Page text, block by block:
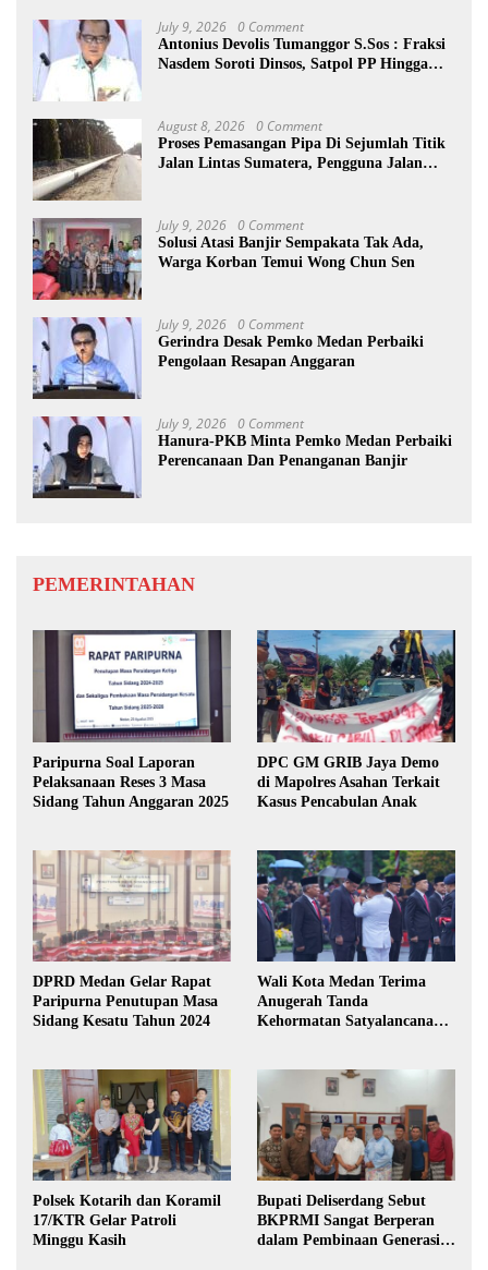
July 9, 2026 0 Comment
Antonius Devolis Tumanggor S.Sos : Fraksi
Nasdem Soroti Dinsos, Satpol PP Hingga
August 8, 2026 0 Comment
Proses Pemasangan Pipa Di Sejumlah Titik
Jalan Lintas Sumatera, Pengguna Jalan
July 9, 2026 0 Comment
Solusi Atasi Banjir Sempakata Tak Ada,
Warga Korban Temui Wong Chun Sen
July 9, 2026 0 Comment
Gerindra Desak Pemko Medan Perbaiki
Pengolaan Resapan Anggaran
July 9, 2026 0 Comment
Hanura-PKB Minta Pemko Medan Perbaiki
Perencanaan Dan Penanganan Banjir
PEMERINTAHAN
Paripurna Soal Laporan
Pelaksanaan Reses 3 Masa
Sidang Tahun Anggaran 2025
DPC GM GRIB Jaya Demo
di Mapolres Asahan Terkait
Kasus Pencabulan Anak
DPRD Medan Gelar Rapat
Paripurna Penutupan Masa
Sidang Kesatu Tahun 2024
Wali Kota Medan Terima
Anugerah Tanda
Kehormatan Satyalancana
Polsek Kotarih dan Koramil
17/KTR Gelar Patroli
Minggu Kasih
Bupati Deliserdang Sebut
BKPRMI Sangat Berperan
dalam Pembinaan Generasi